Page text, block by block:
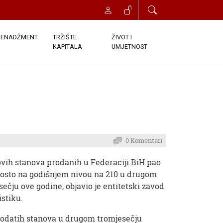
TRŽIŠTE
KAPITALA
ŽIVOT I
UMJETNOST
0 Komentari
stanova prodanih u Federaciji BiH pao
na godišnjem nivou na 210 u drugom
ove godine, objavio je entitetski zavod
stanova u drugom tromjesečju